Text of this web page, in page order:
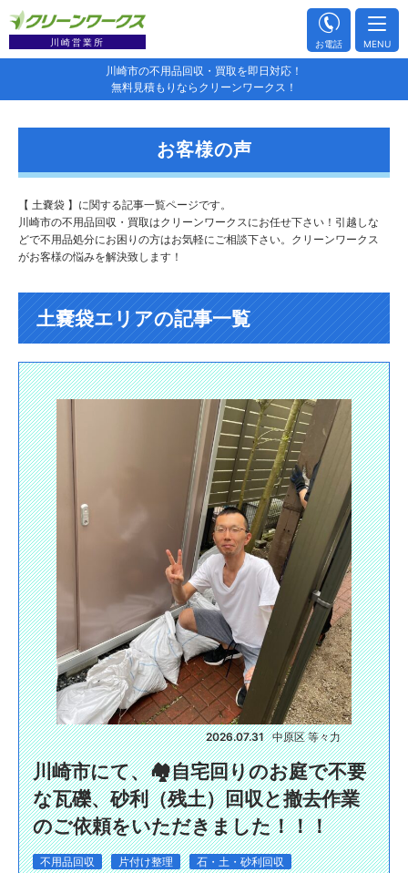
川崎市の不用品回収・買取を即日対応！
無料見積もりならクリーンワークス！
川崎営業所 お電話 MENU
お客様の声
【 土嚢袋 】に関する記事一覧ページです。
川崎市の不用品回収・買取はクリーンワークスにお任せ下さい！引越しな
どで不用品処分にお困りの方はお気軽にご相談下さい。クリーンワークス
がお客様の悩みを解決致します！
土嚢袋エリアの記事一覧
2026.07.31 中原区 等々力
川崎市にて、🏘️自宅回りのお庭で不要
な瓦礫、砂利（残土）回収と撤去作業
のご依頼をいただきました！！！
不用品回収 片付け整理 石・土・砂利回収